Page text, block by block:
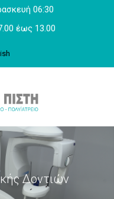
06:30
έως 13.00
Δοντιών